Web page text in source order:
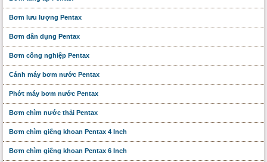
Bơm lưu lượng Pentax
Bơm dân dụng Pentax
Bơm công nghiệp Pentax
Cánh máy bơm nước Pentax
Phớt máy bơm nước Pentax
Bơm chìm nước thải Pentax
Bơm chìm giếng khoan Pentax 4 Inch
Bơm chìm giếng khoan Pentax 6 Inch